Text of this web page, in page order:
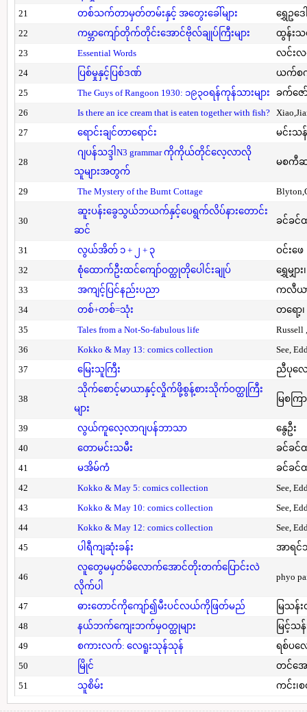
21 တစ်သက်တာမှတ်တမ်းနှင့် အတွေးခေါ်များ
ရွှေဥဒေ
22
ကမ္ဘာကျော်တိုက်တိုင်းအောင်ဗိုလ်ချုပ်ကြီးများ
ထွန်းသ
23
Essential Words
လင်းလ
24
ပြစ်မှုနှင့်ပြစ်ဒဏ်
ယက်စကီ
25
The Guys of Rangoon 1930: ၁၉၃၀ရန်ကုန်သားများ
ခက်ဇေ
26
Is there an ice cream that is eaten together with fish?
27
ရောင်းချင်တာရောင်း မင်းသ
28
ဂျပန်သဒ္ဒါN3 grammar ကိုကိုယ်တိုင်လေ့လာလို
သူများအတွက်
မစကီ
29 The Mystery of the Burnt Cottage
30
ဆူးပန်းခွေသွယ်ဘယက်နှင့်ပေရွက်လိပ်နားတောင်း
ဆင်
ခင်ခင်
31 လွယ်အိတ် ၁ + ၂ + ၃
ဝင်းဖေ
32
စုံထောက်ဦးထင်ကျော်ဝတ္ထုတိုပေါင်းချုပ်
ရွှေမျှား
33
အကျင့်ပြင်နည်းပညာ
ကလီယာ
34
တစ်+တစ်=သုံး
တရော့၊
35
Tales from a Not-So-fabulous life
Russell
36
Kokko & May 13: comics collection
See,
37
မြေးသူကြီး ညီပုလေ
38
သိုက်စောင့်မာယာနှင့်လှိုက်ဖို့စွန့်စားသိုက်ဝတ္ထုကြီး
များ
မြစကြာ
39 လွယ်ကူလေ့လာဂျပန်ဘာသာ
နွေဦး
40
တောမင်းသမီး
ခင်ခင်
41
မအိမ်ကံ
ခင်ခင်
42
Kokko & May 5: comics collection
See,
43
Kokko & May 10: comics collection
See,
44
Kokko & May 12: comics collection
See,
45
ပါရီကျဆုံးခန်း အာရင်
46
လူတွေမမှတ်မိလောက်အောင်တိုးတက်ပြောင်းလဲ
လိုက်ပါ
phyo
47 ဓားတောင်ကိုကျော်၍မီးပင်လယ်ကိုဖြတ်မည်
မြသန်
48
နယ်ဘက်ကျေးဘက်မှဝတ္ထုများ
မြင့်သန်
49
စကားလက်: လေရူးသုန်သုန်
ရစ်ပလ
50
မြိုင်
တင်အေ
51
သူစိမ်း ကင်း၊